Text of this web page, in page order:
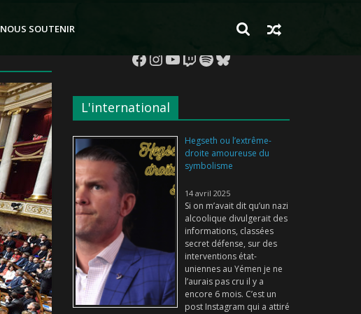
NOUS SOUTENIR
Facebook
Instagram
YouTube
Twitch
Spotify
Bluesky
L'international
Hegseth ou l’extrême-
droite amoureuse du
symbolisme
14 avril 2025
Si on m’avait dit qu’un nazi
alcoolique divulgerait des
informations, classées
secret défense, sur des
interventions état-
uniennes au Yémen je ne
l’aurais pas cru il y a
encore 6 mois. C’est un
post Instagram qui a attiré